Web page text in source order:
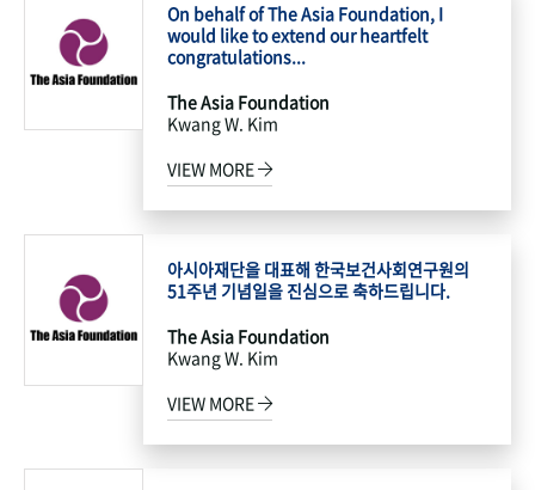
On behalf of The Asia Foundation, I
would like to extend our heartfelt
congratulations...
The Asia Foundation
Kwang W. Kim
VIEW MORE
아시아재단을 대표해 한국보건사회연구원의
51주년 기념일을 진심으로 축하드립니다.
The Asia Foundation
Kwang W. Kim
VIEW MORE